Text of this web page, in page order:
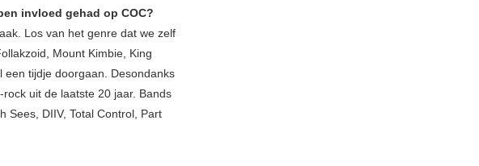
invloed gehad op COC?
Los van het genre dat we zelf
Mount Kimbie, King
tijdje doorgaan. Desondanks
uit de laatste 20 jaar. Bands
Sees, DIIV, Total Control, Part